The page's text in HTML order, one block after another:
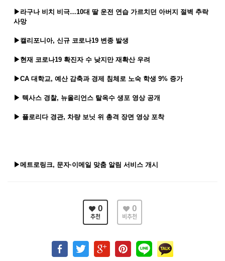
▶라구나 비치 비극…10대 딸 운전 연습 가르치던 아버지 절벽 추락
사망
▶캘리포니아, 신규 코로나19 변종 발생
▶현재 코로나19 확진자 수 낮지만 재확산 우려
▶CA 대학교, 예산 감축과 경제 침체로 노숙 학생 9% 증가
▶ 텍사스 경찰, 뉴올리언스 탈옥수 생포 영상 공개
▶ 플로리다 경관, 차량 보닛 위 총격 장면 영상 포착
▶메트로링크, 문자·이메일 맞춤 알림 서비스 개시
0
추천
0
비추천